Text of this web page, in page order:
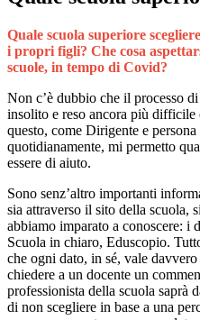
Quale scuola superiore
i propri figli? Che cosa
scuole, in tempo di Covid?
Non c’è dubbio che il processo
insolito e reso ancora più difficile
questo, come Dirigente e
quotidianamente, mi permetto
essere di aiuto.
Sono senz’altro importanti
sia attraverso il sito della scuola,
abbiamo imparato a conoscere: i
Scuola in chiaro, Eduscopio.
che ogni dato, in sé, vale
chiedere a un docente un
professionista della scuola saprà
di non scegliere in base a una